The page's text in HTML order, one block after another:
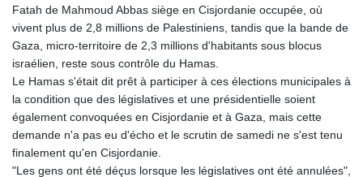
Fatah de Mahmoud Abbas siège en Cisjordanie occupée, où
vivent plus de 2,8 millions de Palestiniens, tandis que la bande de
Gaza, micro-territoire de 2,3 millions d'habitants sous blocus
israélien, reste sous contrôle du Hamas.
Le Hamas s'était dit prêt à participer à ces élections municipales à
la condition que des législatives et une présidentielle soient
également convoquées en Cisjordanie et à Gaza, mais cette
demande n'a pas eu d'écho et le scrutin de samedi ne s'est tenu
finalement qu'en Cisjordanie.
"Les gens ont été déçus lorsque les législatives ont été annulées",